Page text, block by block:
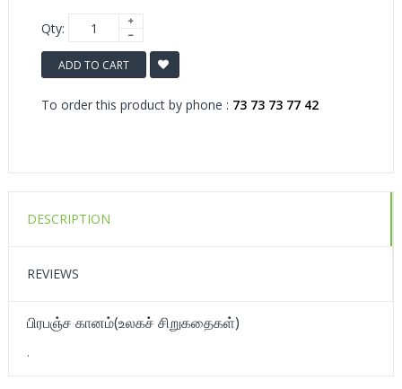
Qty:
ADD TO CART
To order this product by phone : 73 73 73 77 42
DESCRIPTION
REVIEWS
பிரபஞ்ச கானம்(உலகச் சிறுகதைகள்)
.